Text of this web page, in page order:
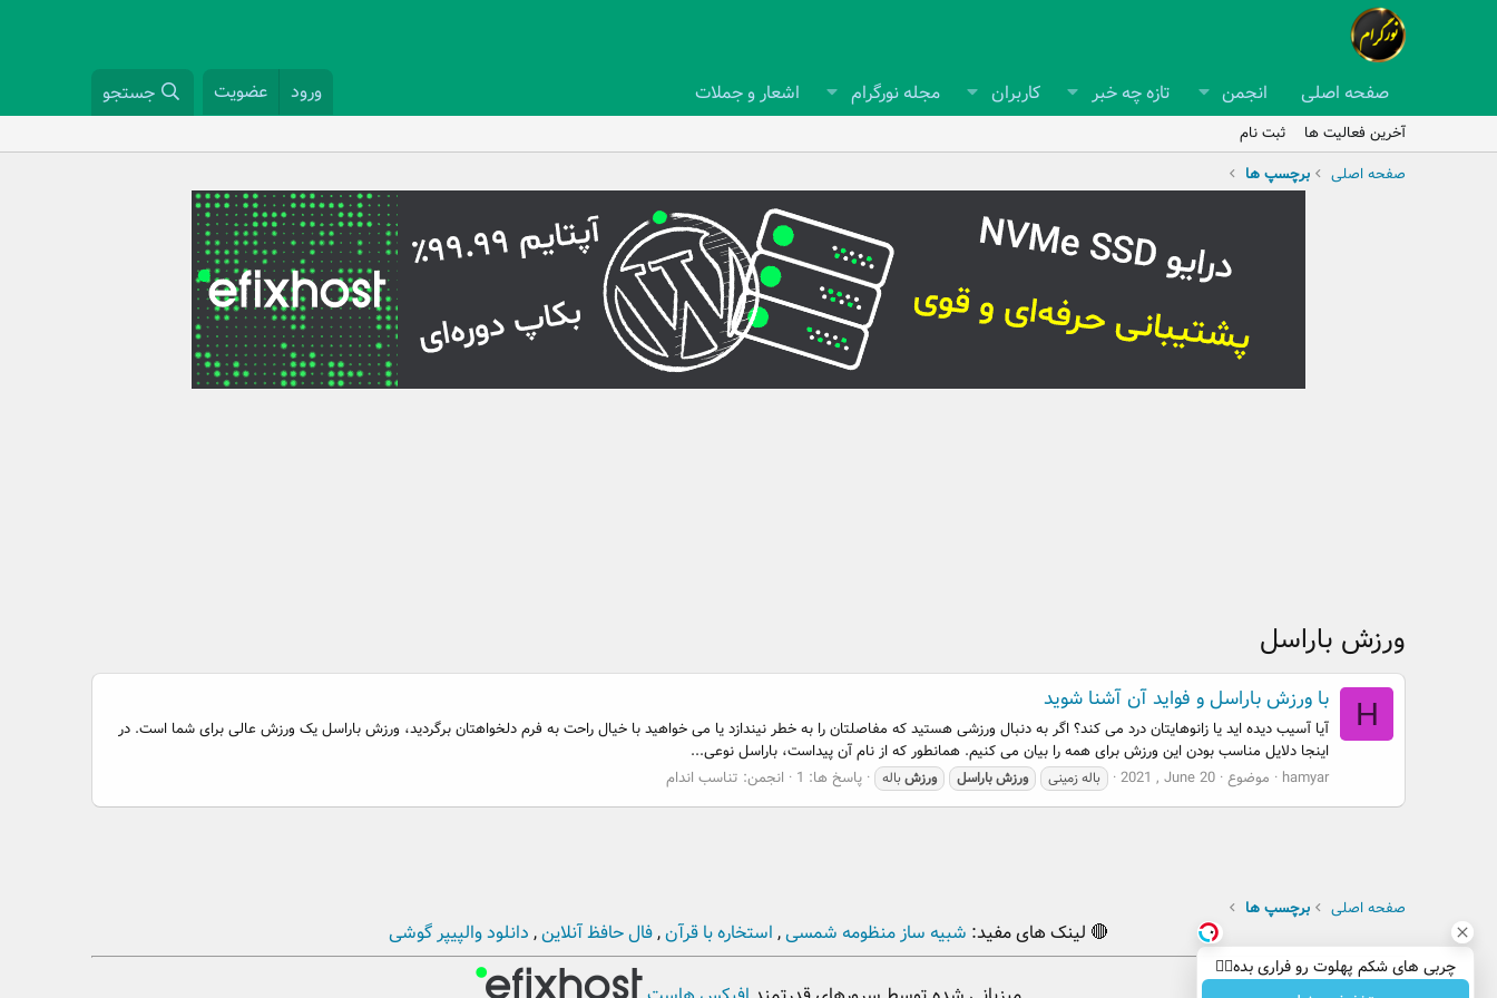
صفحه اصلی انجمن تازه چه خبر کاربران مجله نورگرام اشعار و جملات ورود عضویت جستجو
آخرین فعالیت ها
ثبت نام
صفحه اصلی
برچسپ ها
چربی های شکم پهلوت رو فراری بده👌🏻
ورزش باراسل
H با ورزش باراسل و فواید آن آشنا شوید
آیا آسیب دیده اید یا زانوهایتان درد می کند؟ اگر به دنبال ورزشی هستید که مفاصلتان را به خطر نیندازد یا می خواهید با خیال راحت به فرم دلخواهتان برگردید، ورزش باراسل یک ورزش عالی برای شما است. در
اینجا دلایل مناسب بودن این ورزش برای همه را بیان می کنیم. همانطور که از نام آن پیداست، باراسل نوعی...
hamyar
موضوع 2021 , June 20 باله زمینی ورزشباراسل ورزشباله پاسخ ها: 1 انجمن: تناسب اندام
صفحه اصلی برچسپ ها
🔴 لینک های مفید: شبیه ساز منظومه شمسی, استخاره با قرآن,فال حافظ آنلاین, دانلود والپیپر گوشی